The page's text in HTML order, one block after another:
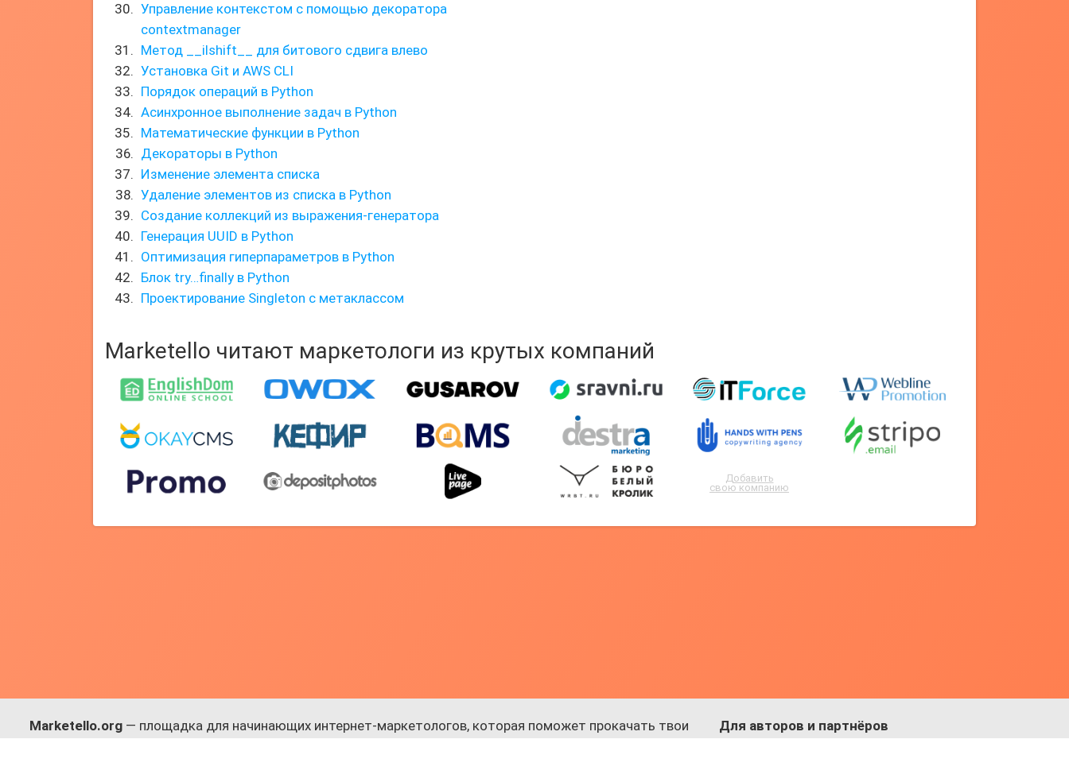
Управление контекстом с помощью декоратора
contextmanager
Метод __ilshift__ для битового сдвига влево
Установка Git и AWS CLI
Порядок операций в Python
Асинхронное выполнение задач в Python
Математические функции в Python
Декораторы в Python
Изменение элемента списка
Удаление элементов из списка в Python
Создание коллекций из выражения-генератора
Генерация UUID в Python
Оптимизация гиперпараметров в Python
Блок try…finally в Python
Проектирование Singleton с метаклассом
Marketello читают маркетологи из крутых компаний
Добавить
свою компанию
Marketello.org — площадка для начинающих интернет-маркетологов, которая поможет прокачать твои
Для авторов и партнёров